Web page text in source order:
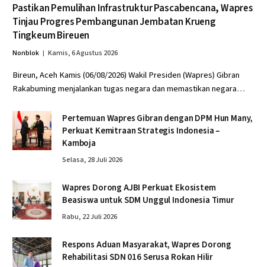
Pastikan Pemulihan Infrastruktur Pascabencana, Wapres
Tinjau Progres Pembangunan Jembatan Krueng
Tingkeum Bireuen
Nonblok Kamis, 6 Agustus 2026
Bireun, Aceh Kamis (06/08/2026) Wakil Presiden (Wapres) Gibran
Rakabuming menjalankan tugas negara dan memastikan negara…
Pertemuan Wapres Gibran dengan DPM Hun Many,
Perkuat Kemitraan Strategis Indonesia –
Kamboja
Selasa, 28 Juli 2026
Wapres Dorong AJBI Perkuat Ekosistem
Beasiswa untuk SDM Unggul Indonesia Timur
Rabu, 22 Juli 2026
Respons Aduan Masyarakat, Wapres Dorong
Rehabilitasi SDN 016 Serusa Rokan Hilir